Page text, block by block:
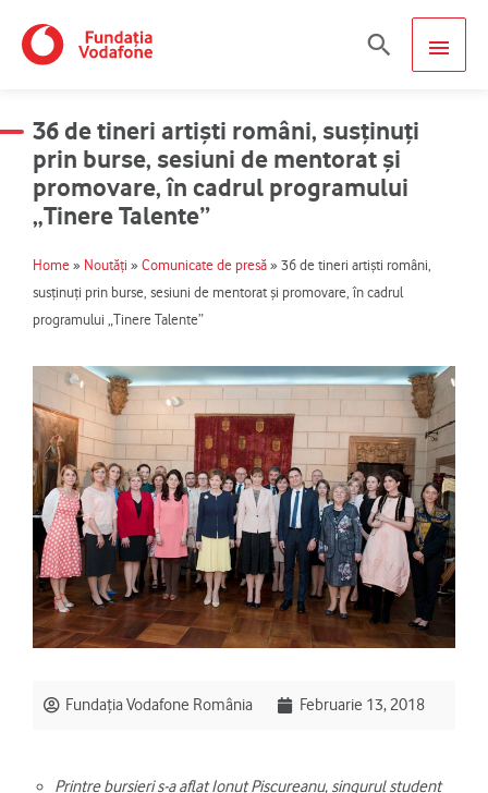
content
MAIN
Search
36 de tineri artişti români, susținuți
prin burse, sesiuni de mentorat şi
promovare, în cadrul programului
„Tinere Talente”
Home » Noutăți » Comunicate de presă » 36 de tineri artişti români,
susținuți prin burse, sesiuni de mentorat şi promovare, în cadrul
programului „Tinere Talente”
Fundația Vodafone România Februarie 13, 2018
Printre bursieri s-a aflat Ionuţ Piscureanu, singurul student